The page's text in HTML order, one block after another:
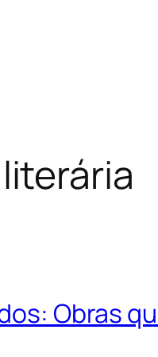
Obras